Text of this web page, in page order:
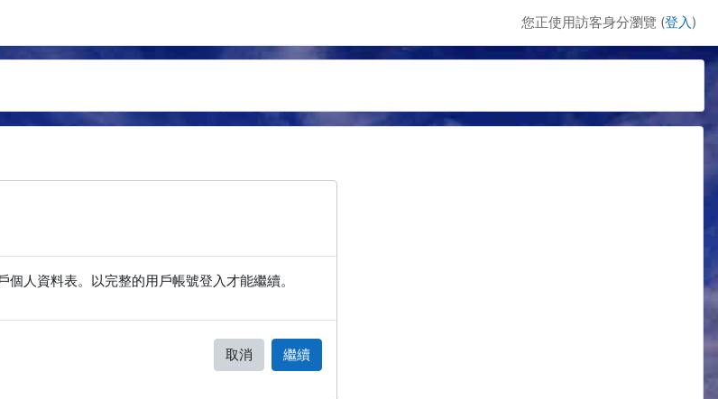
您正使用訪客身分瀏覽 (登入)
個人資料表。以完整的用戶帳號登入才能繼續。
取消 繼續